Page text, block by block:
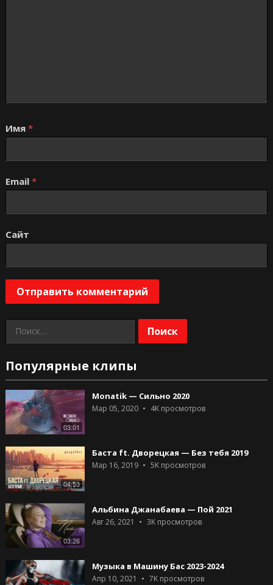
Имя *
Email *
Сайт
Найти:
Популярные клипы
03:01
Monatik — Сильно 2020
Мар 05, 2020 4Kпросмотров
04:53
Баста ft. Дворецкая — Без тебя 2019
Мар 16, 2019 5Kпросмотров
03:26
Альбина Джанабаева — Пой 2021
Авг 26, 2021 3Kпросмотров
Музыка в Машину Бас 2023-2024
Апр 10, 2021 7Kпросмотров